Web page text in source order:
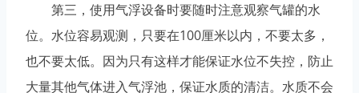
第三，使用气浮设备时要随时注意观察气罐的水
位。水位容易观测，只要在100厘米以内，不要太多，
也不要太低。因为只有这样才能保证水位不失控，防止
大量其他气体进入气浮池，保证水质的清洁。水质不会